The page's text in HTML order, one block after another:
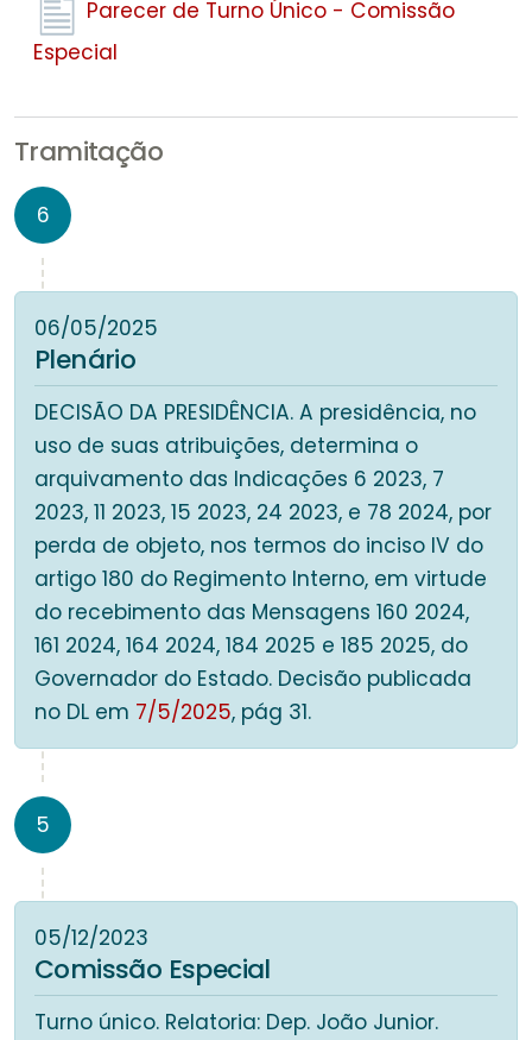
Parecer de Turno Único - Comissão
Especial
Tramitação
6
06/05/2025
Plenário
DECISÃO DA PRESIDÊNCIA. A presidência, no
uso de suas atribuições, determina o
arquivamento das Indicações 6 2023, 7
2023, 11 2023, 15 2023, 24 2023, e 78 2024, por
perda de objeto, nos termos do inciso IV do
artigo 180 do Regimento Interno, em virtude
do recebimento das Mensagens 160 2024,
161 2024, 164 2024, 184 2025 e 185 2025, do
Governador do Estado. Decisão publicada
no DL em 7/5/2025, pág 31.
5
05/12/2023
Comissão Especial
Turno único. Relatoria: Dep. João Junior.